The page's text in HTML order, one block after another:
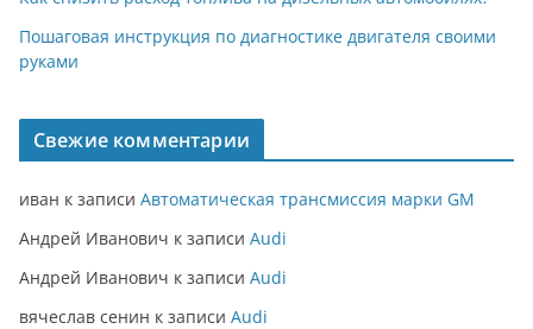
Пошаговая инструкция по диагностике двигателя своими
руками
Свежие комментарии
иван к записи Автоматическая трансмиссия марки GM
Андрей Иванович к записи Audi
Андрей Иванович к записи Audi
вячеслав сенин к записи Audi